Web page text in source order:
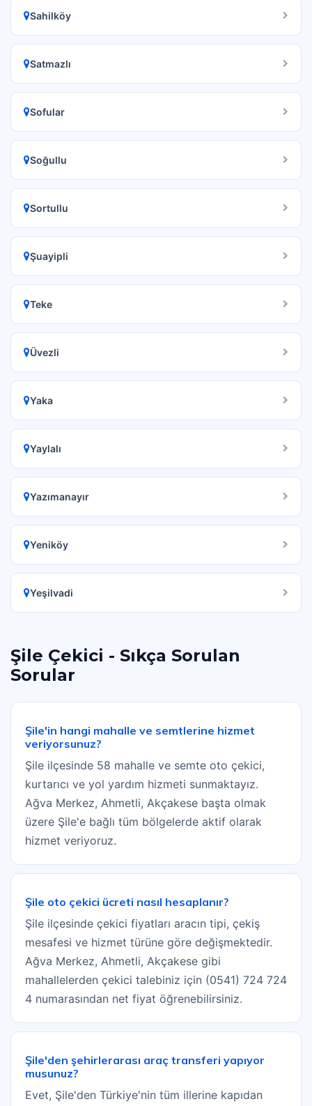
Sahilköy
Satmazlı
Sofular
Soğullu
Sortullu
Şuayipli
Teke
Üvezli
Yaka
Yaylalı
Yazımanayır
Yeniköy
Yeşilvadi
Şile Çekici - Sıkça Sorulan
Sorular
Şile'in hangi mahalle ve semtlerine hizmet
veriyorsunuz?
Şile ilçesinde 58 mahalle ve semte oto çekici,
kurtarıcı ve yol yardım hizmeti sunmaktayız.
Ağva Merkez, Ahmetli, Akçakese başta olmak
üzere Şile'e bağlı tüm bölgelerde aktif olarak
hizmet veriyoruz.
Şile oto çekici ücreti nasıl hesaplanır?
Şile ilçesinde çekici fiyatları aracın tipi, çekiş
mesafesi ve hizmet türüne göre değişmektedir.
Ağva Merkez, Ahmetli, Akçakese gibi
mahallelerden çekici talebiniz için (0541) 724 724
4 numarasından net fiyat öğrenebilirsiniz.
Şile'den şehirlerarası araç transferi yapıyor
musunuz?
Evet, Şile'den Türkiye'nin tüm illerine kapıdan